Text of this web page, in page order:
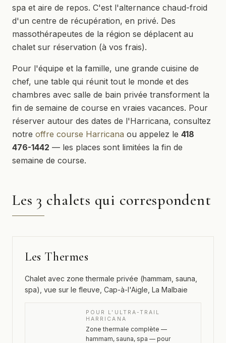
spa et aire de repos. C'est l'alternance chaud-froid
d'un centre de récupération, en privé. Des
massothérapeutes de la région se déplacent au
chalet sur réservation (à vos frais).
Pour l'équipe et la famille, une grande cuisine de
chef, une table qui réunit tout le monde et des
chambres avec salle de bain privée transforment la
fin de semaine de course en vraies vacances. Pour
réserver autour des dates de l'Harricana, consultez
notre offre course Harricana ou appelez le 418
476-1442 — les places sont limitées la fin de
semaine de course.
Les 3 chalets qui correspondent
Les Thermes
Chalet avec zone thermale privée (hammam, sauna,
spa), vue sur le fleuve, Cap-à-l'Aigle, La Malbaie
POUR L'ULTRA-TRAIL
HARRICANA
Zone thermale complète —
hammam, sauna, spa — pour